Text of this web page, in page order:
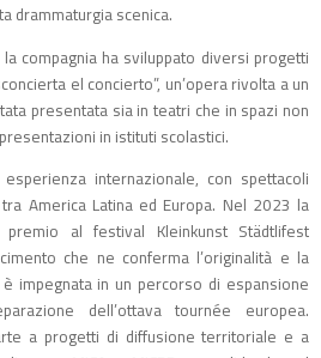
drammaturgia scenica.
compagnia ha sviluppato diversi progetti
el concierto”, un’opera rivolta a un
presentata sia in teatri che in spazi non
in istituti scolastici.
internazionale, con spettacoli
America Latina ed Europa. Nel 2023 la
al festival Kleinkunst Städtlifest
che ne conferma l’originalità e la
impegnata in un percorso di espansione
dell’ottava tournée europea.
a progetti di diffusione territoriale e a